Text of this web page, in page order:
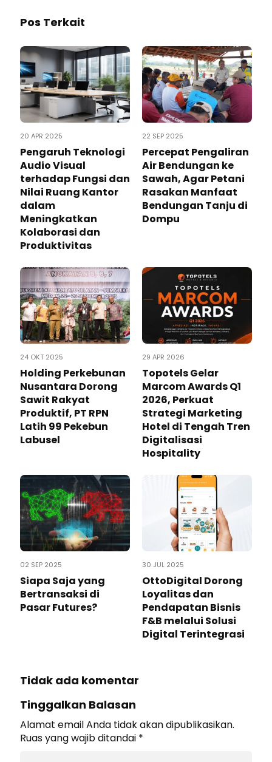
Pos Terkait
20 APR 2025
Pengaruh Teknologi
Audio Visual
terhadap Fungsi dan
Nilai Ruang Kantor
dalam
Meningkatkan
Kolaborasi dan
Produktivitas
22 SEP 2025
Percepat Pengaliran
Air Bendungan ke
Sawah, Agar Petani
Rasakan Manfaat
Bendungan Tanju di
Dompu
24 OKT 2025
Holding Perkebunan
Nusantara Dorong
Sawit Rakyat
Produktif, PT RPN
Latih 99 Pekebun
Labusel
29 APR 2026
Topotels Gelar
Marcom Awards Q1
2026, Perkuat
Strategi Marketing
Hotel di Tengah Tren
Digitalisasi
Hospitality
02 SEP 2025
Siapa Saja yang
Bertransaksi di
Pasar Futures?
30 JUL 2025
OttoDigital Dorong
Loyalitas dan
Pendapatan Bisnis
F&B melalui Solusi
Digital Terintegrasi
Tidak ada komentar
Tinggalkan Balasan
Alamat email Anda tidak akan dipublikasikan.
Ruas yang wajib ditandai *